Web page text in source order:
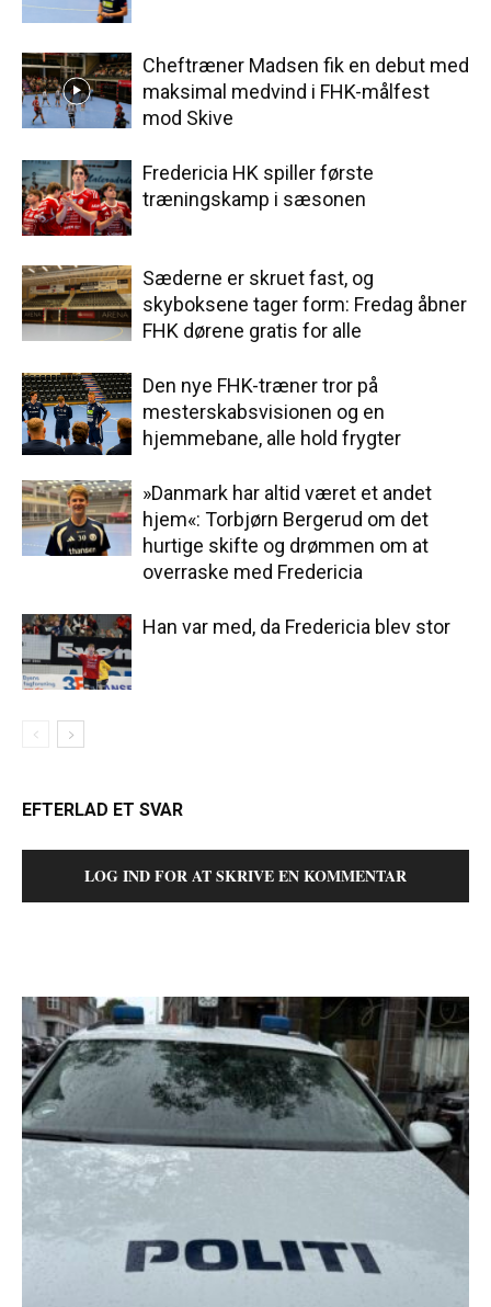
Cheftræner Madsen fik en debut med
maksimal medvind i FHK-målfest
mod Skive
Fredericia HK spiller første
træningskamp i sæsonen
Sæderne er skruet fast, og
skyboksene tager form: Fredag åbner
FHK dørene gratis for alle
Den nye FHK-træner tror på
mesterskabsvisionen og en
hjemmebane, alle hold frygter
»Danmark har altid været et andet
hjem«: Torbjørn Bergerud om det
hurtige skifte og drømmen om at
overraske med Fredericia
Han var med, da Fredericia blev stor
EFTERLAD ET SVAR
LOG IND FOR AT SKRIVE EN KOMMENTAR